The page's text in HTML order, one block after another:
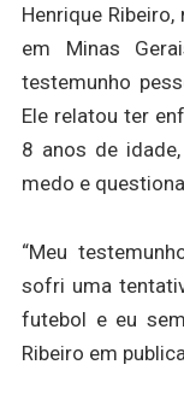
Henrique
em Minas
testemunho
Ele relatou ter
8 anos de
medo e
“Meu
sofri uma
futebol e eu
Ribeiro em